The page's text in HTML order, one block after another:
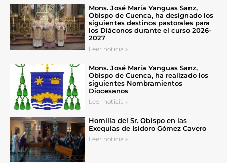
Mons. José María Yanguas Sanz,
Obispo de Cuenca, ha designado los
siguientes destinos pastorales para
los Diáconos durante el curso 2026-
2027
Leer noticia »
Mons. José María Yanguas Sanz,
Obispo de Cuenca, ha realizado los
siguientes Nombramientos
Diocesanos
Leer noticia »
Homilía del Sr. Obispo en las
Exequias de Isidoro Gómez Cavero
Leer noticia »